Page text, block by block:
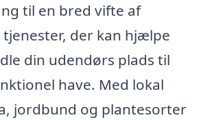
til en bred vifte af
der kan hjælpe
din udendørs plads til
have. Med lokal
jordbund og plantesorter